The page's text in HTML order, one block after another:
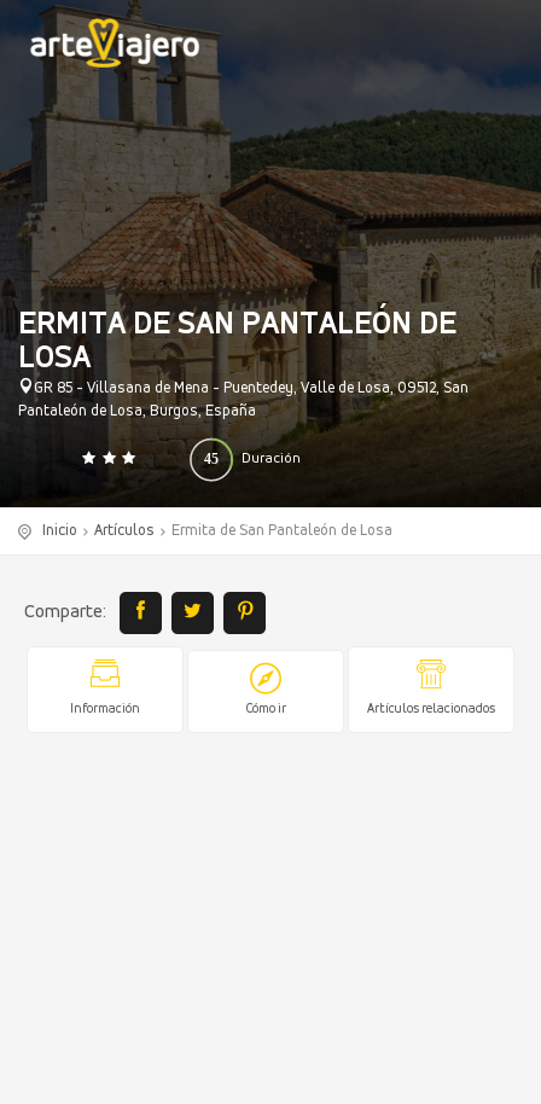
ERMITA DE SAN PANTALEÓN DE
LOSA
GR 85 - Villasana de Mena - Puentedey, Valle de Losa, 09512, San
Pantaleón de Losa, Burgos, España
Duración
45
0 140
Inicio Artículos Ermita de San Pantaleón de Losa
Comparte:
Información Cómo ir Artículos relacionados